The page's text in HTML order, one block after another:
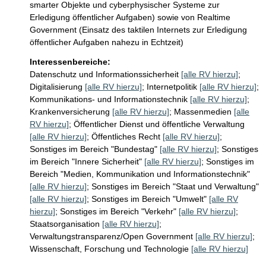
smarter Objekte und cyberphysischer Systeme zur
Erledigung öffentlicher Aufgaben) sowie von Realtime
Government (Einsatz des taktilen Internets zur Erledigung
öffentlicher Aufgaben nahezu in Echtzeit)
Interessenbereiche:
Datenschutz und Informationssicherheit [alle RV hierzu];
Digitalisierung [alle RV hierzu]; Internetpolitik [alle RV hierzu];
Kommunikations- und Informationstechnik [alle RV hierzu];
Krankenversicherung [alle RV hierzu]; Massenmedien [alle
RV hierzu]; Öffentlicher Dienst und öffentliche Verwaltung
[alle RV hierzu]; Öffentliches Recht [alle RV hierzu];
Sonstiges im Bereich "Bundestag" [alle RV hierzu]; Sonstiges
im Bereich "Innere Sicherheit" [alle RV hierzu]; Sonstiges im
Bereich "Medien, Kommunikation und Informationstechnik"
[alle RV hierzu]; Sonstiges im Bereich "Staat und Verwaltung"
[alle RV hierzu]; Sonstiges im Bereich "Umwelt" [alle RV
hierzu]; Sonstiges im Bereich "Verkehr" [alle RV hierzu];
Staatsorganisation [alle RV hierzu];
Verwaltungstransparenz/Open Government [alle RV hierzu];
Wissenschaft, Forschung und Technologie [alle RV hierzu]